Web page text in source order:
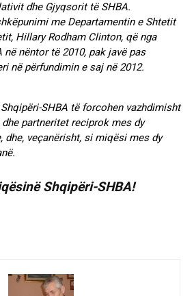
dhe Gjyqsorit të SHBA.
me Departamentin e Shtetit
Hillary Rodham Clinton, që nga
në nëntor të 2010, pak javë pas
në përfundimin e saj në 2012.
SHBA të forcohen vazhdimisht
partneritet reciprok mes dy
dhe, veçanërisht, si miqësi mes dy
Shqipëri-SHBA!